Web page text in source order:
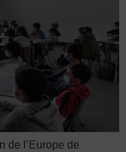
de l’Europe de